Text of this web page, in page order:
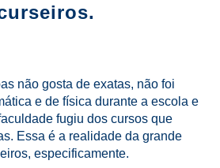
não gosta de exatas, não foi
e de física durante a escola e
fugiu dos cursos que
Essa é a realidade da grande
especificamente.